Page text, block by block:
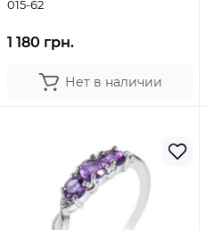
015-62
1 180 грн.
Нет в наличии